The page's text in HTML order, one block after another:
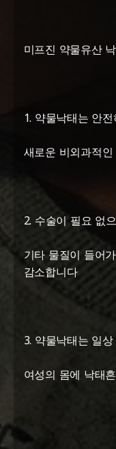
미프진 약물유산
1. 약물낙태는 안
새로운 비외과적
2. 수술이 필요 없
기타 물질이 들어
감소합니다
3. 약물낙태는 일
여성의 몸에 낙태